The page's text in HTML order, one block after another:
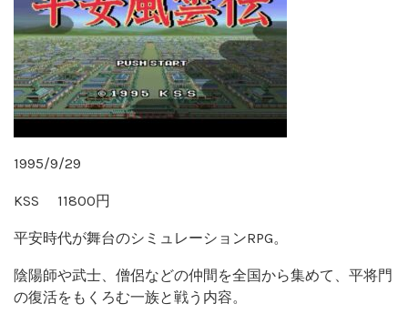
1995/9/29
KSS 11800円
平安時代が舞台のシミュレーションRPG。
陰陽師や武士、僧侶などの仲間を全国から集めて、平将門
の復活をもくろむ一族と戦う内容。